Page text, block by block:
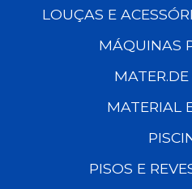
LOUÇAS E
MÁQUINAS
MATERIAL
PISOS E